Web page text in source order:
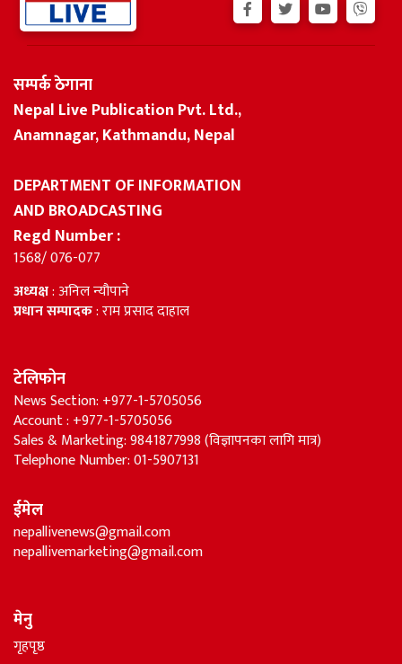
सम्पर्क ठेगाना
Nepal Live Publication Pvt. Ltd.,
Anamnagar, Kathmandu, Nepal
DEPARTMENT OF INFORMATION
AND BROADCASTING
Regd Number :
1568/ 076-077
अध्यक्ष: अनिल न्यौपाने
प्रधान सम्पादक: राम प्रसाद दाहाल
टेलिफोन
News Section: +977-1-5705056
Account : +977-1-5705056
Sales & Marketing: 9841877998 (विज्ञापनका लागि मात्र)
Telephone Number: 01-5907131
ईमेल
nepallivenews@gmail.com
nepallivemarketing@gmail.com
मेनु
गृहपृष्ठ